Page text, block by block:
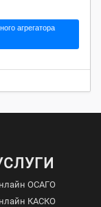
агрегатора
ОСАГО
КАСКО